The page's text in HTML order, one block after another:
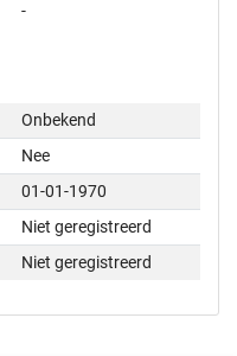
-
Onbekend
Nee
01-01-1970
Niet geregistreerd
Niet geregistreerd